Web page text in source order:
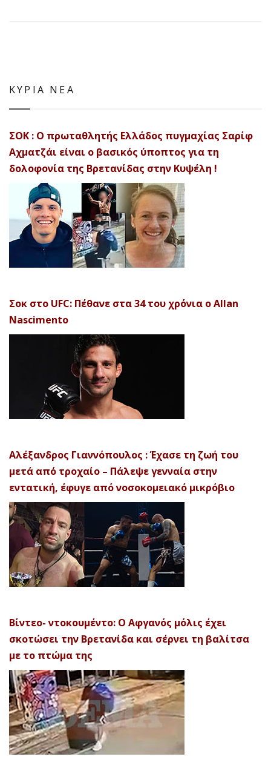
ΚΥΡΙΑ ΝΕΑ
ΣΟΚ : Ο πρωταθλητής Ελλάδος πυγμαχίας Σαρίφ
Αχματζάι είναι ο βασικός ύποπτος για τη
δολοφονία της Βρετανίδας στην Κυψέλη !
Σοκ στο UFC: Πέθανε στα 34 του χρόνια ο Allan
Nascimento
Αλέξανδρος Γιαννόπουλος : Έχασε τη ζωή του
μετά από τροχαίο – Πάλεψε γενναία στην
εντατική, έφυγε από νοσοκομειακό μικρόβιο
Βίντεο- ντοκουμέντο: Ο Αφγανός μόλις έχει
σκοτώσει την Βρετανίδα και σέρνει τη βαλίτσα
με το πτώμα της